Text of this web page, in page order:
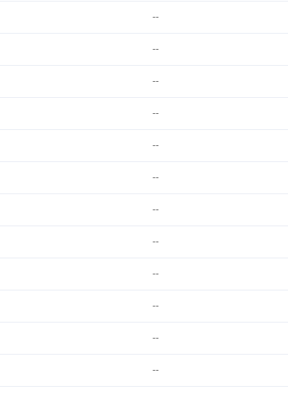
--
--
--
--
--
--
--
--
--
--
--
--